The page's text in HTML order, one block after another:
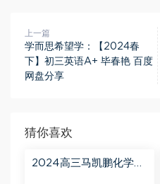
上一篇
学而思希望学：【2024春
下】初三英语A+ 毕春艳 百度
网盘分享
猜你喜欢
2024高三马凯鹏化学一